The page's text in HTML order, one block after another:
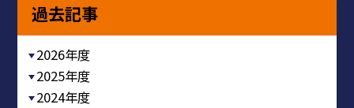
過去記事
2026年度
2025年度
2024年度